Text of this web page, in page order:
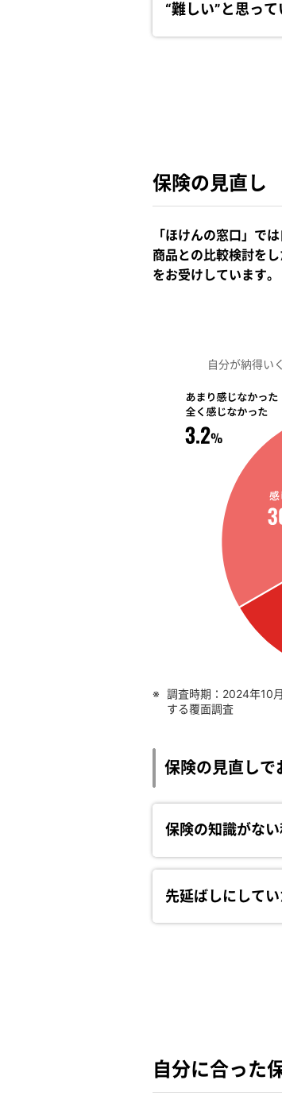
“難しい”と思っ
保険の見直し
「ほけんの窓口」で
商品との比較検討を
をお受けしています。
自分が納得い
※ 調査時期：2024年10
する覆面調査
保険の見直しで
保険の知識がな
先延ばしにして
自分に合った